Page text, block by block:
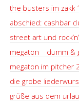
the busters im zakk
abschied: cashbar
street art und
megaton – dumm &
megaton im pitcher
die grobe
grüße aus dem